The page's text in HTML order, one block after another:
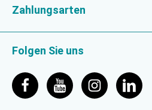
Zahlungsarten
Folgen Sie uns